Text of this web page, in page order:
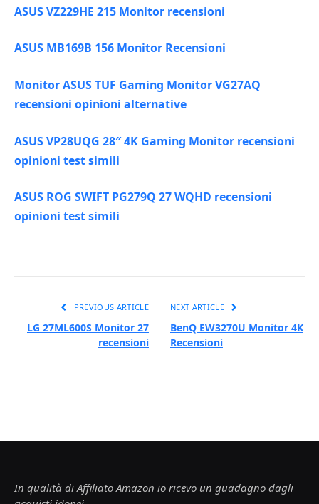
ASUS VZ229HE 215 Monitor recensioni
ASUS MB169B 156 Monitor Recensioni
Monitor ASUS TUF Gaming Monitor VG27AQ
recensioni opinioni alternative
ASUS VP28UQG 28″ 4K Gaming Monitor recensioni
opinioni test simili
ASUS ROG SWIFT PG279Q 27 WQHD recensioni
opinioni test simili
PREVIOUS ARTICLE
LG 27ML600S Monitor 27
recensioni
NEXT ARTICLE
BenQ EW3270U Monitor 4K
Recensioni
In qualità di Affiliato Amazon io ricevo un guadagno dagli